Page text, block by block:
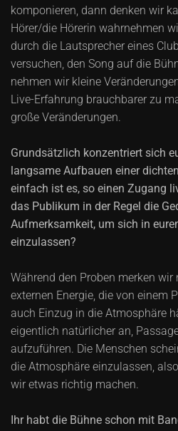
komponieren, dann denken wir
Hörer/die Hörerin wahrnehmen
durch die Lautsprecher eines
versuchen, den Song auf die
nehmen wir kleine
Live-Erfahrung brauchbarer zu
große Veränderungen.
Grundsätzlich konzentriert sich
langsame Aufbauen einer
einfach ist es, so einen Zugang
das Publikum in der Regel die
Aufmerksamkeit, um sich in
einzulassen?
Während den Proben merken
externen Energie, die von einem
auch Einzug in die Atmosphäre
eigentlich natürlicher an,
aufzuführen. Die Menschen
die Atmosphäre einzulassen,
wir etwas richtig machen.
Ihr habt die Bühne schon mit